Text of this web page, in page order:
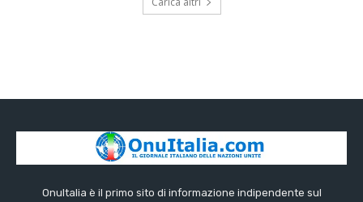
OnuItalia è il primo sito di informazione indipendente sul